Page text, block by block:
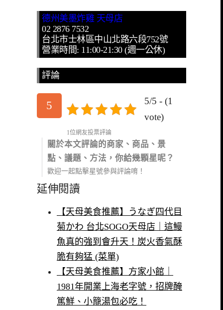
德州美墨炸雞 天母店
02 2876 7532
台北市士林區中山北路六段752號
營業時間: 11:00-21:30 (週一公休)
評論
5
5/5 - (1
vote)
1位網友投票評論
關於本文評論的商家、商品、景
點、議題、方法，你給幾顆星呢？
歡迎一起點擊星號參與評論唷！
延伸閱讀
【天母美食推薦】うなぎ四代目
菊かわ 台北SOGO天母店｜這鰻
魚真的強到會升天！炭火香氣酥
脆有夠猛 (菜單)
【天母美食推薦】方家小館｜
1981年開業上海老字號，招牌醃
篤鮮、小籠湯包必吃！